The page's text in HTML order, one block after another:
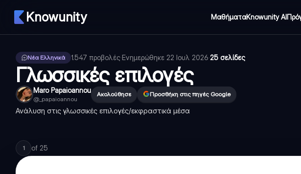
Knowunity ΜαθήματαKnowunity AI
Νέα Ελληνικά 1.547 προβολές·Ενημερώθηκε 22 Ιουλ 2026·25 σελίδες
Γλωσσικές επιλογές
Maro Papaioannou
@ _papaioannou
Ακολούθησε Προσθήκη στις πηγές Google
Ανάλυση στις γλωσσικές επιλογές/εκφραστικά μέσα
1 of 25